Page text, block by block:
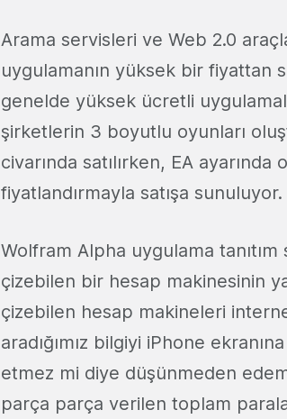
Arama servisleri ve Web 2.0
uygulamanın yüksek bir fiyattan
genelde yüksek ücretli
şirketlerin 3 boyutlu oyunları
civarında satılırken, EA
fiyatlandırmayla satışa sunuluyor.
Wolfram Alpha uygulama tanıtım
çizebilen bir hesap makinesinin
çizebilen hesap makineleri
aradığımız bilgiyi iPhone
etmez mi diye düşünmeden
parça parça verilen toplam